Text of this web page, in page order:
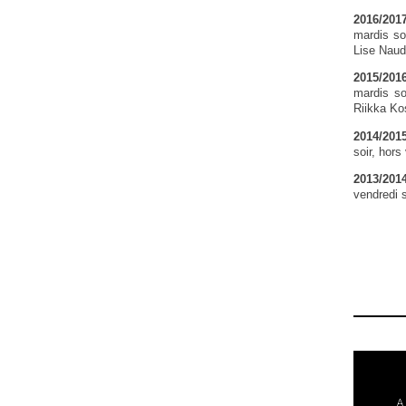
2016/
mardis
Lise
2015/
mardis
Riikka
2014/
soir, hors
2013/
vendredi
A